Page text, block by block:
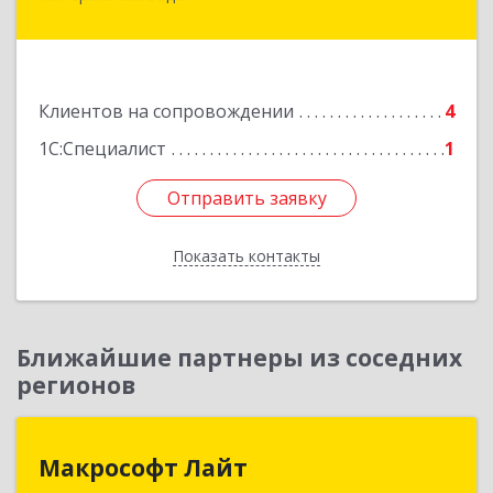
Клиентов на сопровождении
4
1С:Специалист
1
Отправить заявку
Показать контакты
Подробнее
Отправить заявку
Назад
Ближайшие партнеры из соседних
регионов
Макрософт Лайт